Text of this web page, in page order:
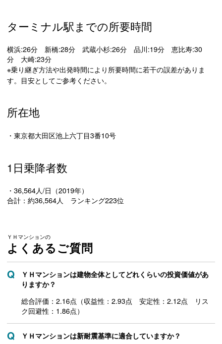
ターミナル駅までの所要時間
横浜:26分 新橋:28分 武蔵小杉:26分 品川:19分 恵比寿:30
分 大崎:23分
※乗り継ぎ方法や出発時間により所要時間に若干の誤差がありま
す。目安としてご参考ください。
所在地
・東京都大田区池上六丁目3番10号
1日乗降者数
・36,564人/日（2019年）
合計：約36,564人 ランキング223位
ＹＨマンションの
よくあるご質問
ＹＨマンションは建物全体としてどれくらいの投資価値があ
りますか？
総合評価：2.16点（収益性：2.93点 安定性：2.12点 リス
ク回避性：1.86点）
ＹＨマンションは新耐震基準に適合していますか？